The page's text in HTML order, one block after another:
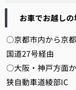
お車でお越し
○京都市内から京
国道27号経由
○大阪・神戸方面
狭自動